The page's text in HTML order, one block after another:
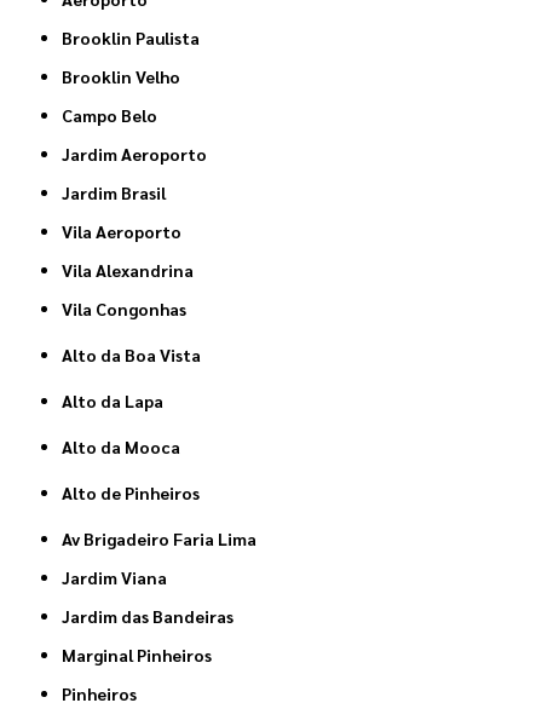
Brooklin Paulista
Brooklin Velho
Campo Belo
Jardim Aeroporto
Jardim Brasil
Vila Aeroporto
Vila Alexandrina
Vila Congonhas
Alto da Boa Vista
Alto da Lapa
Alto da Mooca
Alto de Pinheiros
Av Brigadeiro Faria Lima
Jardim Viana
Jardim das Bandeiras
Marginal Pinheiros
Pinheiros